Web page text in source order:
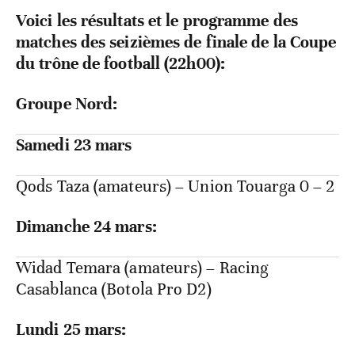
Voici les résultats et le programme des
matches des seizièmes de finale de la Coupe
du trône de football (22h00):
Groupe Nord:
Samedi 23 mars
Qods Taza (amateurs) – Union Touarga 0 – 2
Dimanche 24 mars:
Widad Temara (amateurs) – Racing
Casablanca (Botola Pro D2)
Lundi 25 mars: